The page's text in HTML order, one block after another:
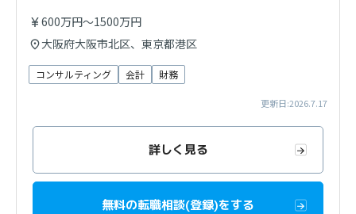
600万円～1500万円
大阪府大阪市北区、東京都港区
コンサルティング 会計 財務
更新日:2026.7.17
詳しく見る
無料の転職相談(登録)をする